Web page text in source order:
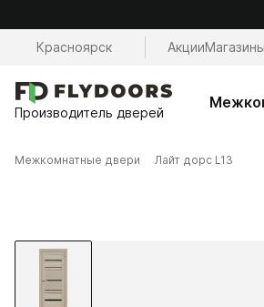
Красноярск АкцииМагазины
Производитель дверей
Межкомнатные двери Лайт дорс L13